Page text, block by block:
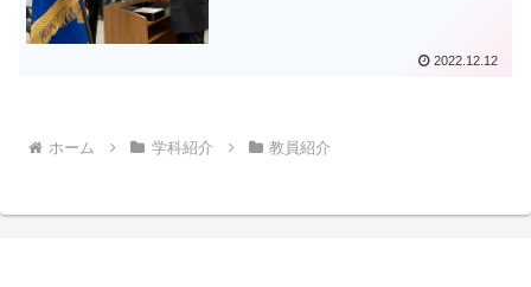
2022.12.12
ホーム 学科紹介 教員紹介